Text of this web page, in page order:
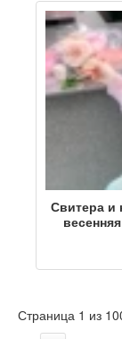
Свитера и
Страница 1 из